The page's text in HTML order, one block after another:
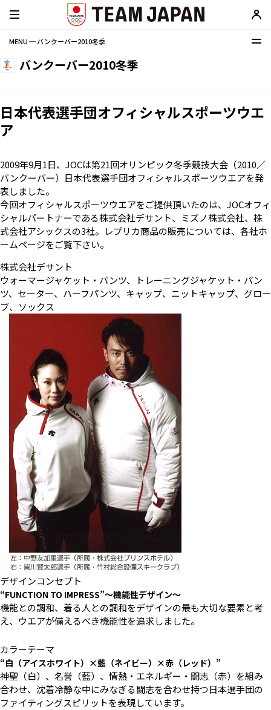
MENU ─ バンクーバー2010冬季
バンクーバー2010冬季
日本代表選手団オフィシャルスポーツウエ
ア
2009年9月1日、JOCは第21回オリンピック冬季競技大会（2010／
バンクーバー）日本代表選手団オフィシャルスポーツウエアを発
表しました。
今回オフィシャルスポーツウエアをご提供頂いたのは、JOCオフィ
シャルパートナーである株式会社デサント、ミズノ株式会社、株
式会社アシックスの3社。レプリカ商品の販売については、各社ホ
ームページをご覧下さい。
株式会社デサント
ウォーマージャケット・パンツ、トレーニングジャケット・パン
ツ、セーター、ハーフパンツ、キャップ、ニットキャップ、グロー
ブ、ソックス
デザインコンセプト
“FUNCTION TO IMPRESS”〜機能性デザイン〜
機能との調和、着る人との調和をデザインの最も大切な要素と考
え、ウエアが備えるべき機能性を追求しました。
カラーテーマ
“白（アイスホワイト）×藍（ネイビー）×赤（レッド）”
神聖（白）、名誉（藍）、情熱・エネルギー・闘志（赤）を組み
合わせ、沈着冷静な中にみなぎる闘志を合わせ持つ日本選手団の
ファイティングスピリットを表現しています。